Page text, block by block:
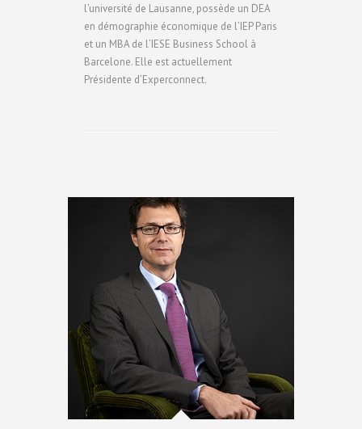
l’université de Lausanne, possède un DEA
en démographie économique de l’IEP Paris
et un MBA de l’IESE Business School à
Barcelone. Elle est actuellement
Présidente d’Experconnect.